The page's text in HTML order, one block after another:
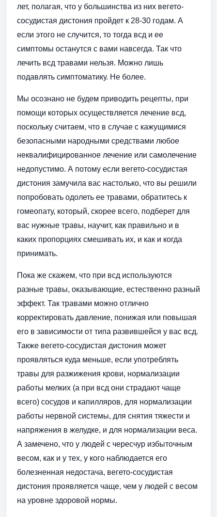
лет, полагая, что у большинства из них вегето-
сосудистая дистония пройдет к 28-30 годам. А
если этого не случится, то тогда всд и ее
симптомы останутся с вами навсегда. Так что
лечить всд травами нельзя. Можно лишь
подавлять симптоматику. Не более.
Мы осознано не будем приводить рецепты, при
помощи которых осуществляется лечение всд,
поскольку считаем, что в случае с кажущимися
безопасными народными средствами любое
неквалифицированное лечение или самолечение
недопустимо. А потому если вегето-сосудистая
дистония замучила вас настолько, что вы решили
попробовать одолеть ее травами, обратитесь к
гомеопату, который, скорее всего, подберет для
вас нужные травы, научит, как правильно и в
каких пропорциях смешивать их, и как и когда
принимать.
Пока же скажем, что при всд используются
разные травы, оказывающие, естественно разный
эффект. Так травами можно отлично
корректировать давление, понижая или повышая
его в зависимости от типа развившейся у вас всд.
Также вегето-сосудистая дистония может
проявляться куда меньше, если употреблять
травы для разжижения крови, нормализации
работы мелких (а при всд они страдают чаще
всего) сосудов и капилляров, для нормализации
работы нервной системы, для снятия тяжести и
напряжения в желудке, и для нормализации веса.
А замечено, что у людей с чересчур избыточным
весом, как и у тех, у кого наблюдается его
болезненная недостача, вегето-сосудистая
дистония проявляется чаще, чем у людей с весом
на уровне здоровой нормы.